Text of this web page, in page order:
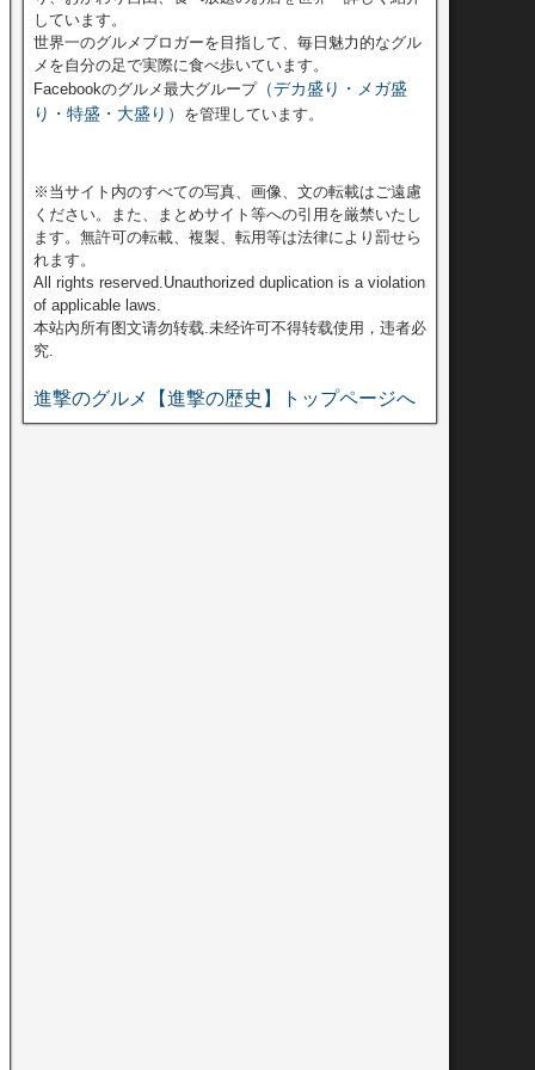
しています。
世界一のグルメブロガーを目指して、毎日魅力的なグル
メを自分の足で実際に食べ歩いています。
Facebookのグルメ最大グループ（デカ盛り・メガ盛
り・特盛・大盛り） を管理しています。
※当サイト内のすべての写真、画像、文の転載はご遠慮
ください。また、まとめサイト等への引用を厳禁いたし
ます。無許可の転載、複製、転用等は法律により罰せら
れます。
All rights reserved.Unauthorized duplication is a violation
of applicable laws.
本站內所有图文请勿转载.未经许可不得转载使用，违者必
究.
進撃のグルメ【進撃の歴史】トップページへ